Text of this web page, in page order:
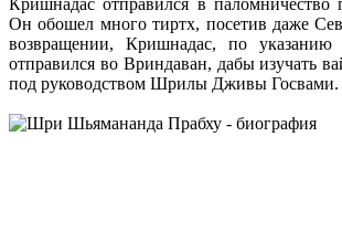
Он обошел много тиртх, посетив даже
возвращении, Кришнадас, по указанию
отправился во Вриндаван, дабы изучать
под руководством Шрилы Дживы Госвами.